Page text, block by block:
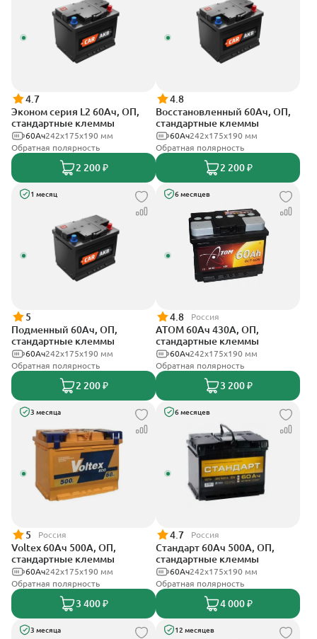
4.7
Эконом серия L2 60Ач, ОП,
стандартные клеммы
242х175х190 мм
60Ач
Обратная полярность
2 200 ₽
4.8
Восстановленный 60Ач, ОП,
стандартные клеммы
242х175х190 мм
60Ач
Обратная полярность
2 200 ₽
1 месяц
5
Подменный 60Ач, ОП,
стандартные клеммы
242х175х190 мм
60Ач
Обратная полярность
2 200 ₽
6 месяцев
4.8 Россия
АТОМ 60Ач 430А, ОП,
стандартные клеммы
242х175х190 мм
60Ач
Обратная полярность
3 200 ₽
3 месяца
5 Россия
Voltex 60Ач 500А, ОП,
стандартные клеммы
242х175х190 мм
60Ач
Обратная полярность
3 400 ₽
6 месяцев
4.7 Россия
Стандарт 60Ач 500А, ОП,
стандартные клеммы
242x175x190 мм
60Ач
Обратная полярность
4 000 ₽
3 месяца 12 месяцев